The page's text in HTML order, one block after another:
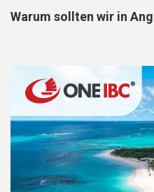
Warum sollten wir in